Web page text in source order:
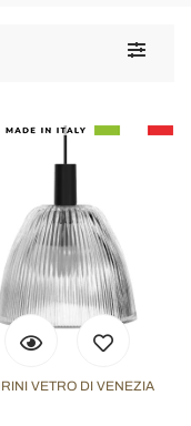
Toggle
VETRO DI VENEZIA